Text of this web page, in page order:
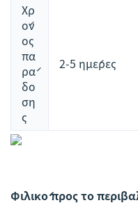
Χρ
όν
ος
πα
ρά
δο
ση
ς
2-5 ημέρες
Φιλικό προς το